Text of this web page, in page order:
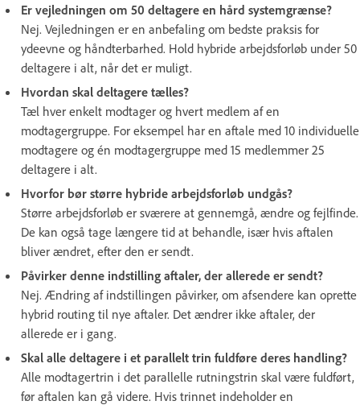
Er vejledningen om 50 deltagere en hård systemgrænse?
Nej. Vejledningen er en anbefaling om bedste praksis for
ydeevne og håndterbarhed. Hold hybride arbejdsforløb under 50
deltagere i alt, når det er muligt.
Hvordan skal deltagere tælles?
Tæl hver enkelt modtager og hvert medlem af en
modtagergruppe. For eksempel har en aftale med 10 individuelle
modtagere og én modtagergruppe med 15 medlemmer 25
deltagere i alt.
Hvorfor bør større hybride arbejdsforløb undgås?
Større arbejdsforløb er sværere at gennemgå, ændre og fejlfinde.
De kan også tage længere tid at behandle, især hvis aftalen
bliver ændret, efter den er sendt.
Påvirker denne indstilling aftaler, der allerede er sendt?
Nej. Ændring af indstillingen påvirker, om afsendere kan oprette
hybrid routing til nye aftaler. Det ændrer ikke aftaler, der
allerede er i gang.
Skal alle deltagere i et parallelt trin fuldføre deres handling?
Alle modtagertrin i det parallelle rutningstrin skal være fuldført,
før aftalen kan gå videre. Hvis trinnet indeholder en